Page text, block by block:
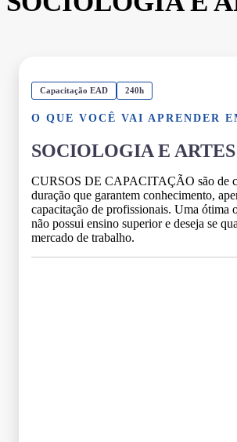
Capacitação EAD 240h
O QUE VOCÊ VAI APRENDER
SOCIOLOGIA E ARTES
CURSOS DE CAPACITAÇÃO são de
duração que garantem conhecimento,
capacitação de profissionais. Uma ótima
não possui ensino superior e deseja se
mercado de trabalho.